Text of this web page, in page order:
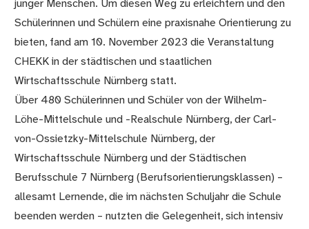
junger Menschen. Um diesen Weg zu erleichtern und den
Schülerinnen und Schülern eine praxisnahe Orientierung zu
bieten, fand am 10. November 2023 die Veranstaltung
CHEKK in der städtischen und staatlichen
Wirtschaftsschule Nürnberg statt.
Über 480 Schülerinnen und Schüler von der Wilhelm-
Löhe-Mittelschule und -Realschule Nürnberg, der Carl-
von-Ossietzky-Mittelschule Nürnberg, der
Wirtschaftsschule Nürnberg und der Städtischen
Berufsschule 7 Nürnberg (Berufsorientierungsklassen) –
allesamt Lernende, die im nächsten Schuljahr die Schule
beenden werden – nutzten die Gelegenheit, sich intensiv